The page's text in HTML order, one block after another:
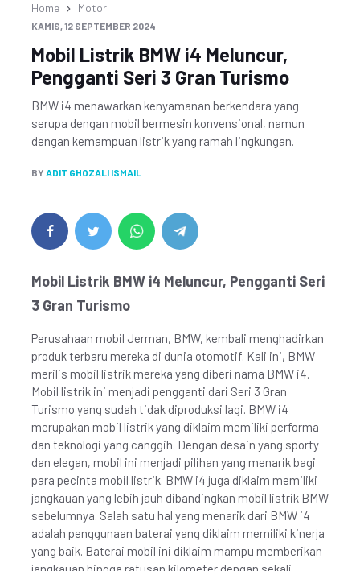
Home Motor
KAMIS, 12 SEPTEMBER 2024
Mobil Listrik BMW i4 Meluncur,
Pengganti Seri 3 Gran Turismo
BMW i4 menawarkan kenyamanan berkendara yang
serupa dengan mobil bermesin konvensional, namun
dengan kemampuan listrik yang ramah lingkungan.
BY ADIT GHOZALI ISMAIL
Mobil Listrik BMW i4 Meluncur, Pengganti Seri
3 Gran Turismo
Perusahaan mobil Jerman, BMW, kembali menghadirkan
produk terbaru mereka di dunia otomotif. Kali ini, BMW
merilis mobil listrik mereka yang diberi nama BMW i4.
Mobil listrik ini menjadi pengganti dari Seri 3 Gran
Turismo yang sudah tidak diproduksi lagi. BMW i4
merupakan mobil listrik yang diklaim memiliki performa
dan teknologi yang canggih. Dengan desain yang sporty
dan elegan, mobil ini menjadi pilihan yang menarik bagi
para pecinta mobil listrik. BMW i4 juga diklaim memiliki
jangkauan yang lebih jauh dibandingkan mobil listrik BMW
sebelumnya. Salah satu hal yang menarik dari BMW i4
adalah penggunaan baterai yang diklaim memiliki kinerja
yang baik. Baterai mobil ini diklaim mampu memberikan